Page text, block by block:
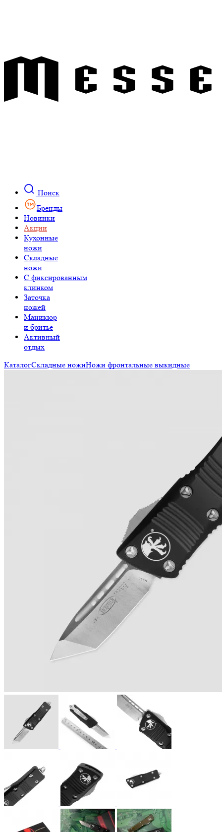
Поиск
Бренды
Новинки
Акции
Кухонные
ножи
Складные
ножи
C фиксированным
клинком
Заточка
ножей
Маникюр
и бритье
Активный
отдых
КаталогСкладные ножиНожи фронтальные выкидные